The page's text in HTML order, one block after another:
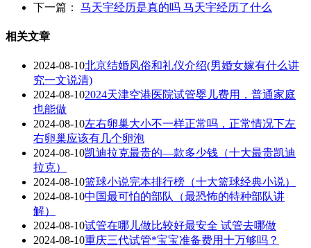
下一篇： 马天宇经历是真的吗 马天宇经历了什么
相关文章
2024-08-10北京结婚风俗和礼仪介绍(男婚女嫁有什么讲
究一文说清)
2024-08-102024天津空港医院试管婴儿费用，普通家庭
也能做
2024-08-10左右卵巢大小不一样正常吗，正常情况下左
右卵巢应该有几个卵泡
2024-08-10凯迪拉克最贵的—款多少钱（十大最贵凯迪
拉克）
2024-08-10篮球小说完本排行榜（十大篮球经典小说）
2024-08-10中国最可怕的部队（最恐怖的特种部队讲
解）
2024-08-10试管在哪儿做比较好最安全 试管去哪做
2024-08-10重庆三代试管*宝宝准备费用十万够吗？